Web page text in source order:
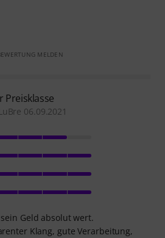
MELDEN
Preisklasse
06.09.2021
Geld absolut wert.
Klang, gute Verarbeitung,